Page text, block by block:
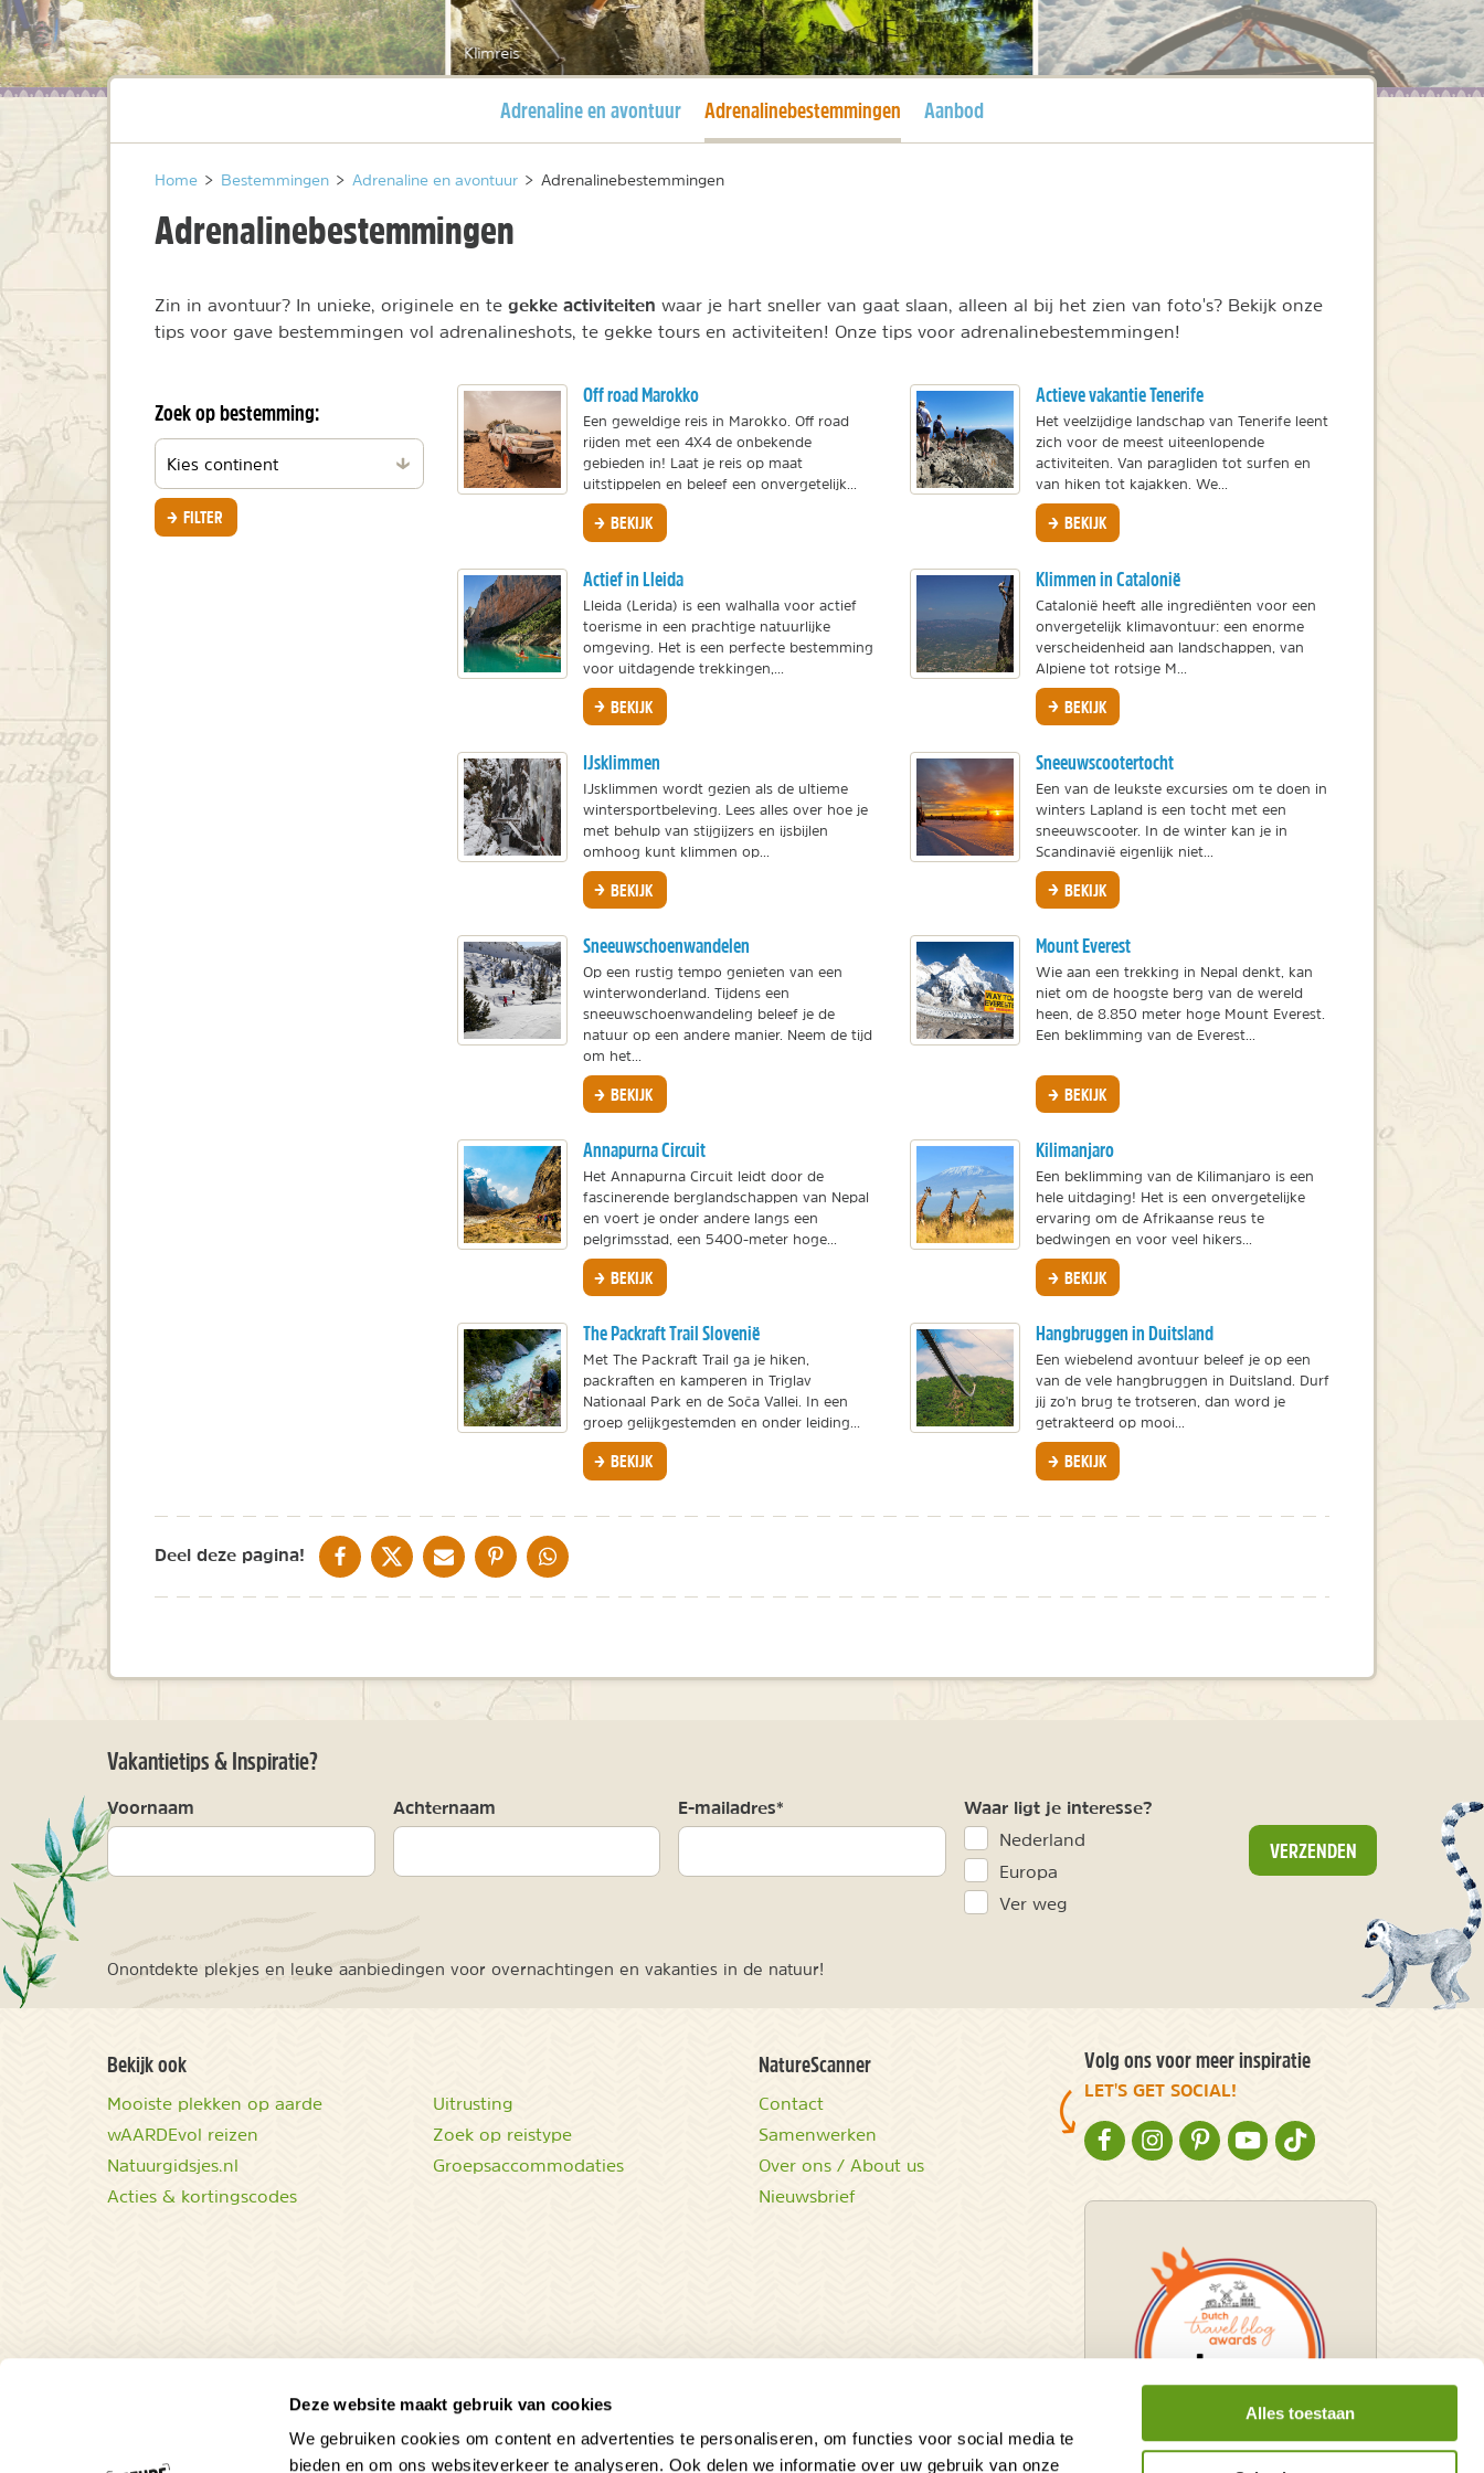
Deze website maakt gebruik van cookies
We gebruiken cookies om content en advertenties te personaliseren, om functies voor social media te
bieden en om ons websiteverkeer te analyseren. Ook delen we informatie over uw gebruik van onze
Alles toestaan
Klimreis
Huidige pagina
Adrenaline en avontuur Huidige pagina
Adrenalinebestemmingen Aanbod
Home > Bestemmingen > Adrenaline en avontuur > Adrenalinebestemmingen
Adrenalinebestemmingen
Zin in avontuur? In unieke, originele en te gekke activiteiten waar je hart sneller van gaat slaan, alleen al bij het zien van foto's? Bekijk onze
tips voor gave bestemmingen vol adrenalineshots, te gekke tours en activiteiten! Onze tips voor adrenalinebestemmingen!
Zoek op bestemming:
Filteren
per
continent
FILTER
Off road Marokko
Een geweldige reis in Marokko. Off road
rijden met een 4X4 de onbekende
gebieden in! Laat je reis op maat
uitstippelen en beleef een onvergetelijk...
BEKIJK
Actieve vakantie Tenerife
Het veelzijdige landschap van Tenerife leent
zich voor de meest uiteenlopende
activiteiten. Van paragliden tot surfen en
van hiken tot kajakken. We...
BEKIJK
Actief in Lleida
Lleida (Lerida) is een walhalla voor actief
toerisme in een prachtige natuurlijke
omgeving. Het is een perfecte bestemming
voor uitdagende trekkingen,...
BEKIJK
Klimmen in Catalonië
Catalonië heeft alle ingrediënten voor een
onvergetelijk klimavontuur: een enorme
verscheidenheid aan landschappen, van
Alpiene tot rotsige M...
BEKIJK
IJsklimmen
IJsklimmen wordt gezien als de ultieme
wintersportbeleving. Lees alles over hoe je
met behulp van stijgijzers en ijsbijlen
omhoog kunt klimmen op...
BEKIJK
Sneeuwscootertocht
Een van de leukste excursies om te doen in
winters Lapland is een tocht met een
sneeuwscooter. In de winter kan je in
Scandinavië eigenlijk niet...
BEKIJK
Sneeuwschoenwandelen
Op een rustig tempo genieten van een
winterwonderland. Tijdens een
sneeuwschoenwandeling beleef je de
natuur op een andere manier. Neem de tijd
om het...
BEKIJK
Mount Everest
Wie aan een trekking in Nepal denkt, kan
niet om de hoogste berg van de wereld
heen, de 8.850 meter hoge Mount Everest.
Een beklimming van de Everest...
BEKIJK
Annapurna Circuit
Het Annapurna Circuit leidt door de
fascinerende berglandschappen van Nepal
en voert je onder andere langs een
pelgrimsstad, een 5400-meter hoge...
BEKIJK
Kilimanjaro
Een beklimming van de Kilimanjaro is een
hele uitdaging! Het is een onvergetelijke
ervaring om de Afrikaanse reus te
bedwingen en voor veel hikers...
BEKIJK
The Packraft Trail Slovenië
Met The Packraft Trail ga je hiken,
packraften en kamperen in Triglav
Nationaal Park en de Soča Vallei. In een
groep gelijkgestemden en onder leiding...
BEKIJK
Hangbruggen in Duitsland
Een wiebelend avontuur beleef je op een
van de vele hangbruggen in Duitsland. Durf
jij zo'n brug te trotseren, dan word je
getrakteerd op mooi...
BEKIJK
Deel deze pagina! DELEN OP FACEBOOK
DELEN OP XDELEN VIA DE MAIL
DELEN OP PINTEREST
DELEN OP WHATSAPP
Vakantietips & Inspiratie?
Voornaam Achternaam E-mailadres* Waar ligt je interesse?
Nederland
Europa
Ver weg
VERZENDEN
Onontdekte plekjes en leuke aanbiedingen voor overnachtingen en vakanties in de natuur!
Bekijk ook
Mooiste plekken op aarde
wAARDEvol reizen
Natuurgidsjes.nl
Acties & kortingscodes
Uitrusting
Zoek op reistype
Groepsaccommodaties
NatureScanner
Contact
Samenwerken
Over ons / About us
Nieuwsbrief
Volg ons voor meer inspiratie
LET'S GET SOCIAL!
NATURESCANNER OP FACEBOOK
NATURESCANNER OP INSTAGRAM
NATURESCANNER OP PINTEREST
NATURESCANNER OP YOUTUBE
NATURESCANNER OP